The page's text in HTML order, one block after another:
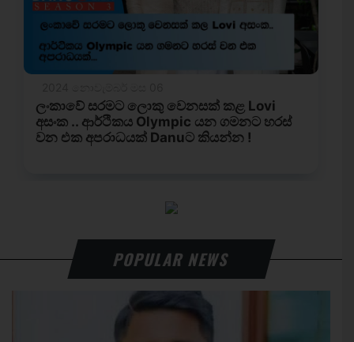
POPULAR NEWS